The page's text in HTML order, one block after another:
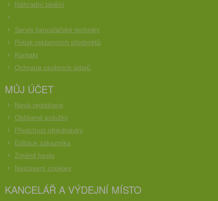
Náhradní plnění
Servis kancelářské techniky
Potisk reklamních předmětů
Kontakt
Ochrana osobních údajů
MŮJ ÚČET
Nová registrace
Oblíbené položky
Předchozí objednávky
Editace zákazníka
Změnit heslo
Nastavení cookies
KANCELÁŘ A VÝDEJNÍ MÍSTO